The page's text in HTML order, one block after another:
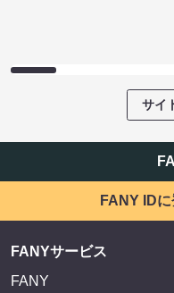
サイ
FANY ID
FANYサービス
FANY